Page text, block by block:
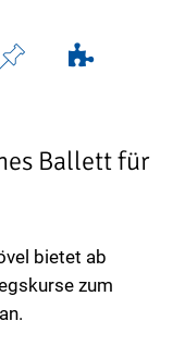
Ballett für
bietet ab
zum